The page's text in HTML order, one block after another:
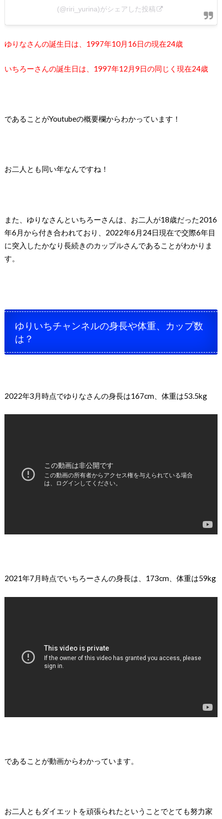
(@riri_yurina)がシェアした投稿
ゆりなさんの誕生日は、1997年10月16日の現在24歳
いちろーさんの誕生日は、1997年12月9日の同じく現在24歳
であることがYoutubeの概要欄からわかっています！
お二人とも同い年なんですね！
また、ゆりなさんといちろーさんは、お二人が18歳だった2016
年6月から付き合われており、2022年6月24日現在で交際6年目
に突入したかなり長続きのカップルさんであることがわかりま
す。
ゆりいちチャンネルの身長や体重、カップ数
は？
2022年3月時点でゆりなさんの身長は167cm、体重は53.5kg
2021年7月時点でいちろーさんの身長は、173cm、体重は59kg
であることが動画からわかっています。
お二人ともダイエットを頑張られたということでとても努力家